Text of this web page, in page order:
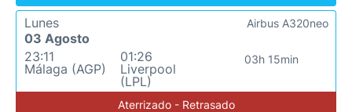
Lunes
03 Agosto
23:11
Málaga (AGP)
01:26
Liverpool
(LPL)
03h 15min
Airbus A320neo
Aterrizado - Retrasado